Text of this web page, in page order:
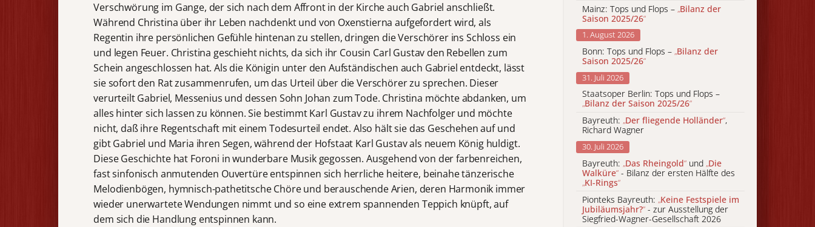
Verschwörung im Gange, der sich nach dem Affront in der Kirche auch Gabriel anschließt.
Während Christina über ihr Leben nachdenkt und von Oxenstierna aufgefordert wird, als
Regentin ihre persönlichen Gefühle hintenan zu stellen, dringen die Verschörer ins Schloss ein
und legen Feuer. Christina geschieht nichts, da sich ihr Cousin Carl Gustav den Rebellen zum
Schein angeschlossen hat. Als die Königin unter den Aufständischen auch Gabriel entdeckt, lässt
sie sofort den Rat zusammenrufen, um das Urteil über die Verschörer zu sprechen. Dieser
verurteilt Gabriel, Messenius und dessen Sohn Johan zum Tode. Christina möchte abdanken, um
alles hinter sich lassen zu können. Sie bestimmt Karl Gustav zu ihrem Nachfolger und möchte
nicht, daß ihre Regentschaft mit einem Todesurteil endet. Also hält sie das Geschehen auf und
gibt Gabriel und Maria ihren Segen, während der Hofstaat Karl Gustav als neuem König huldigt.
Diese Geschichte hat Foroni in wunderbare Musik gegossen. Ausgehend von der farbenreichen,
fast sinfonisch anmutenden Ouvertüre entspinnen sich herrliche heitere, beinahe tänzerische
Melodienbögen, hymnisch-pathetitsche Chöre und berauschende Arien, deren Harmonik immer
wieder unerwartete Wendungen nimmt und so eine extrem spannenden Teppich knüpft, auf
dem sich die Handlung entspinnen kann.
Mainz: Tops und Flops – „Bilanz der
Saison 2025/26“
1. August 2026
Bonn: Tops und Flops – „Bilanz der
Saison 2025/26“
31. Juli 2026
Staatsoper Berlin: Tops und Flops –
„Bilanz der Saison 2025/26“
Bayreuth: „Der fliegende Holländer“,
Richard Wagner
30. Juli 2026
Bayreuth: „Das Rheingold“ und „Die
Walküre“ - Bilanz der ersten Hälfte des
„KI-Rings“
Pionteks Bayreuth: „Keine Festspiele im
Jubiläumsjahr?“ - zur Ausstellung der
Siegfried-Wagner-Gesellschaft 2026